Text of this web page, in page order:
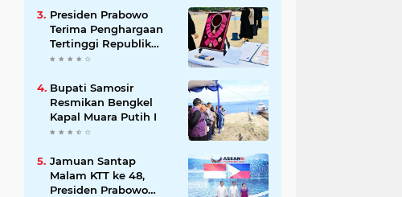
Presiden Prabowo
Terima Penghargaan
Tertinggi Republik
Korea, The Grand
Bupati Samosir
Resmikan Bengkel
Kapal Muara Putih I
Jamuan Santap
Malam KTT ke 48,
Presiden Prabowo